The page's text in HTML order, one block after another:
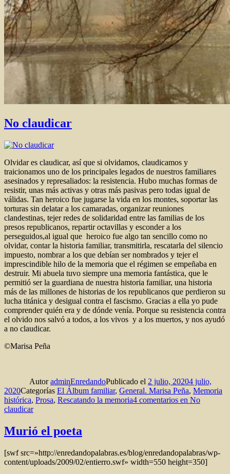
No claudicar
Olvidar es claudicar, así que si olvidamos, claudicamos y
traicionamos uno de los principales legados de nuestros familiares
asesinados y represaliados: la resistencia. Hubo muchas formas de
resistir, unas más activas y otras más pasivas pero todas igual de
válidas. Tan heroico fue jugarse la vida en los montes, soportar las
torturas sin delatar a los camaradas, organizar reuniones
clandestinas, tejer redes de solidaridad entre las familias de los
presos republicanos, repartir octavillas y esconder a los
perseguidos,al igual que heroico fue algo tan sencillo como no
olvidar, contar la historia familiar, transmitirla, rescatarla del silencio
impuesto, nombrar a los que debían ser nombrados y tejer el
imprescindible hilo de la memoria que el régimen se empeñaba en
destruir. Mi abuela tuvo siempre una memoria fantástica, que le
permitió ser la guardiana de nuestra historia familiar, una historia
más de las millones de historias de los republicanos que perdieron su
lucha titánica y desigual contra el fascismo. Gracias a ella yo pude
comprender quién era y de dónde venía. Porque su resistencia contra
el olvido nos salvó a todos, a los vivos y a los muertos, y nos ayudó
a no claudicar.
©Marisa Peña
AutoradminEnredandoPublicado el 2 julio, 20204 julio,
2020Categorías El Álbum familiar, General. Marisa Peña, Memoria
histórica, Prosa, Rescatando la memoria4 comentarios en No
claudicar
Murió el poeta
[swf src=»http://enredandopalabras.es/blog/enredandopalabras/wp-
content/uploads/2009/02/entierro.swf» width=550 height=350]